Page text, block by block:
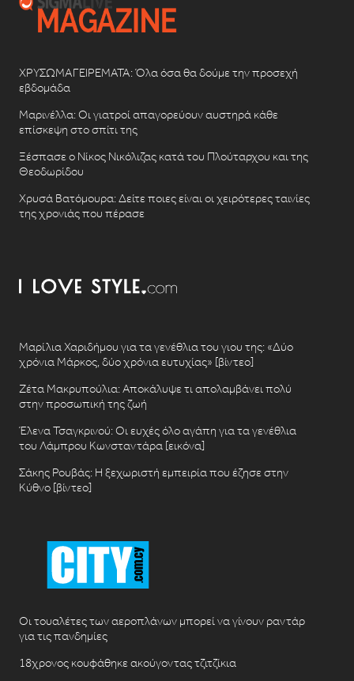
ΧΡΥΣΩΜΑΓΕΙΡΕΜΑΤΑ: Όλα όσα θα δούμε την προσεχή
εβδομάδα
Μαρινέλλα: Οι γιατροί απαγορεύουν αυστηρά κάθε
επίσκεψη στο σπίτι της
Ξέσπασε ο Νίκος Νικόλιζας κατά του Πλούταρχου και της
Θεοδωρίδου
Χρυσά Βατόμουρα: Δείτε ποιες είναι οι χειρότερες ταινίες
της χρονιάς που πέρασε
Μαρίλια Χαριδήμου για τα γενέθλια του γιου της: «Δύο
χρόνια Μάρκος, δύο χρόνια ευτυχίας» [βίντεο]
Ζέτα Μακρυπούλια: Αποκάλυψε τι απολαμβάνει πολύ
στην προσωπική της ζωή
Έλενα Τσαγκρινού: Οι ευχές όλο αγάπη για τα γενέθλια
του Λάμπρου Κωνσταντάρα [εικόνα]
Σάκης Ρουβάς: Η ξεχωριστή εμπειρία που έζησε στην
Κύθνο [βίντεο]
Οι τουαλέτες των αεροπλάνων μπορεί να γίνουν ραντάρ
για τις πανδημίες
18χρονος κουφάθηκε ακούγοντας τζιτζίκια